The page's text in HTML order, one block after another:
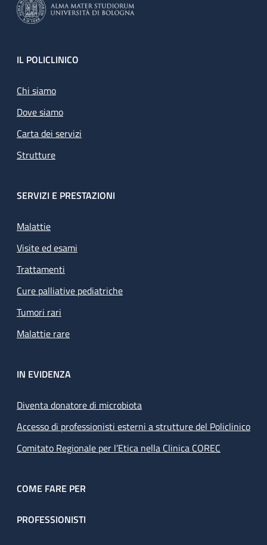
Footer
IL POLICLINICO
Chi siamo
Dove siamo
Carta dei servizi
Strutture
SERVIZI E PRESTAZIONI
Malattie
Visite ed esami
Trattamenti
Cure palliative pediatriche
Tumori rari
Malattie rare
IN EVIDENZA
Diventa donatore di microbiota
Accesso di professionisti esterni a strutture del Policlinico
Comitato Regionale per l’Etica nella Clinica COREC
COME FARE PER
PROFESSIONISTI